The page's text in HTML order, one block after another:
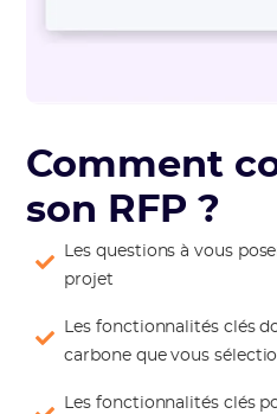
Comment
son RFP ?
Les questions à vous
projet
Les fonctionnalités clés
carbone que vous
Les fonctionnalités clés